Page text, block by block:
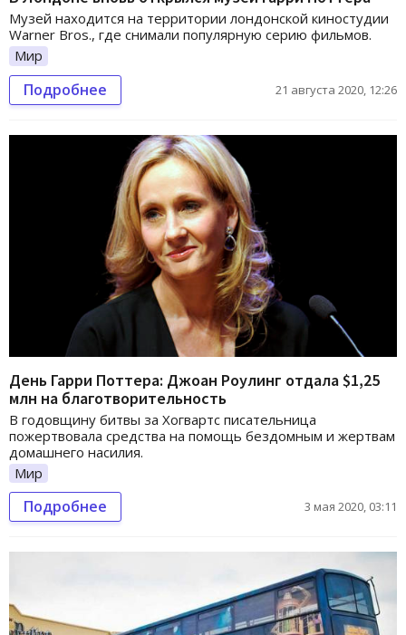
Музей находится на территории лондонской киностудии
Warner Bros., где снимали популярную серию фильмов.
Мир
Подробнее 21 августа 2020, 12:26
День Гарри Поттера: Джоан Роулинг отдала $1,25
млн на благотворительность
В годовщину битвы за Хогвартс писательница
пожертвовала средства на помощь бездомным и жертвам
домашнего насилия.
Мир
Подробнее 3 мая 2020, 03:11